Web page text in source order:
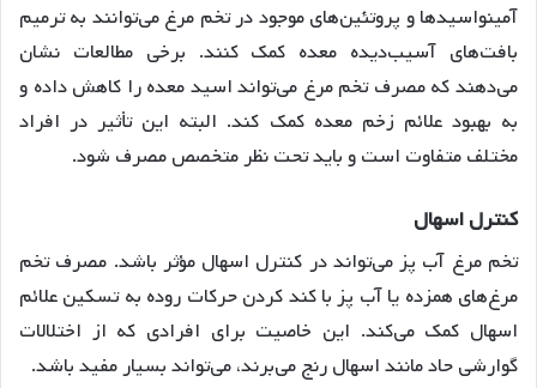
آمینواسیدها و پروتئین‌های موجود در تخم مرغ می‌توانند به ترمیم
بافت‌های آسیب‌دیده معده کمک کنند. برخی مطالعات نشان
می‌دهند که مصرف تخم مرغ می‌تواند اسید معده را کاهش داده و
به بهبود علائم زخم معده کمک کند. البته این تأثیر در افراد
مختلف متفاوت است و باید تحت نظر متخصص مصرف شود.
کنترلاسهال
تخم مرغ آب پز می‌تواند در کنترل اسهال مؤثر باشد. مصرف تخم
مرغ‌های همزده یا آب پز با کند کردن حرکات روده به تسکین علائم
اسهال کمک می‌کند. این خاصیت برای افرادی که از اختلالات
گوارشی حاد مانند اسهال رنج می‌برند، می‌تواند بسیار مفید باشد.